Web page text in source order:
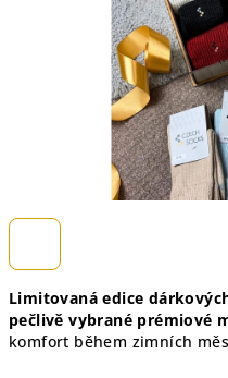
Limitovaná edice
pečlivě vybrané prémiové
komfort během zimních